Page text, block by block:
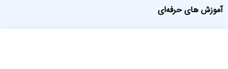
آموزش های حرفه‌ای